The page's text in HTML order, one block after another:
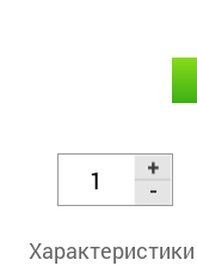
Характеристики